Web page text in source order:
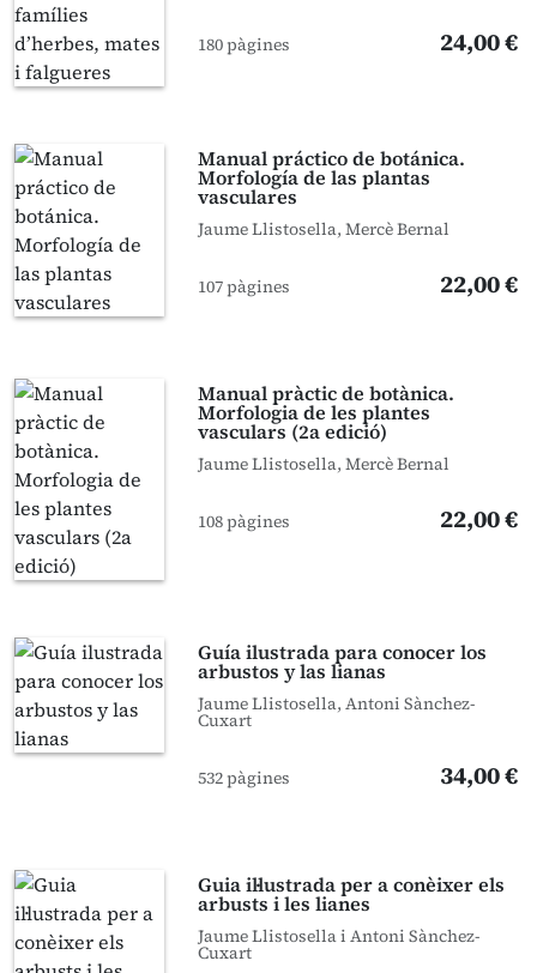
180 pàgines 24,00 €
Manual práctico de botánica.
Morfología de las plantas
vasculares
Jaume Llistosella, Mercè Bernal
107 pàgines 22,00 €
Manual pràctic de botànica.
Morfologia de les plantes
vasculars (2a edició)
Jaume Llistosella, Mercè Bernal
108 pàgines 22,00 €
Guía ilustrada para conocer los
arbustos y las lianas
Jaume Llistosella, Antoni Sànchez-
Cuxart
532 pàgines 34,00 €
Guia il·lustrada per a conèixer els
arbusts i les lianes
Jaume Llistosella i Antoni Sànchez-
Cuxart